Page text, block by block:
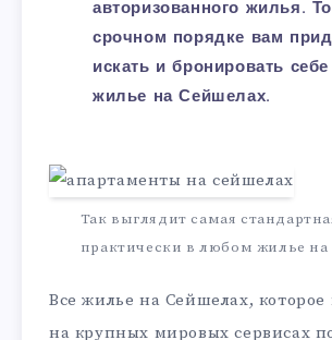
авторизованного жилья.
срочном порядке вам
искать и бронировать
жилье на Сейшелах.
Так выглядит самая
практически в любом жилье на
Все жилье на Сейшелах,
на крупных мировых сервисах